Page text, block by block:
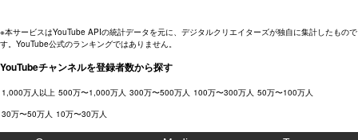
※本サービスはYouTube APIの統計データを元に、デジタルクリエイターズが独自に集計したもので
す。YouTube公式のランキングではありません。
YouTubeチャンネルを登録者数から探す
1,000万人以上 500万〜1,000万人 300万〜500万人 100万〜300万人 50万〜100万人
30万〜50万人 10万〜30万人